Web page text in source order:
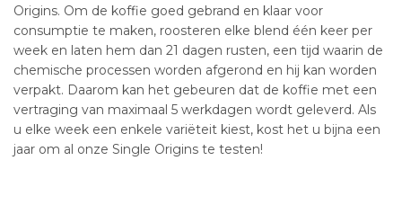
Origins. Om de koffie goed gebrand en klaar voor
consumptie te maken, roosteren elke blend één keer per
week en laten hem dan 21 dagen rusten, een tijd waarin de
chemische processen worden afgerond en hij kan worden
verpakt. Daarom kan het gebeuren dat de koffie met een
vertraging van maximaal 5 werkdagen wordt geleverd. Als
u elke week een enkele variëteit kiest, kost het u bijna een
jaar om al onze Single Origins te testen!